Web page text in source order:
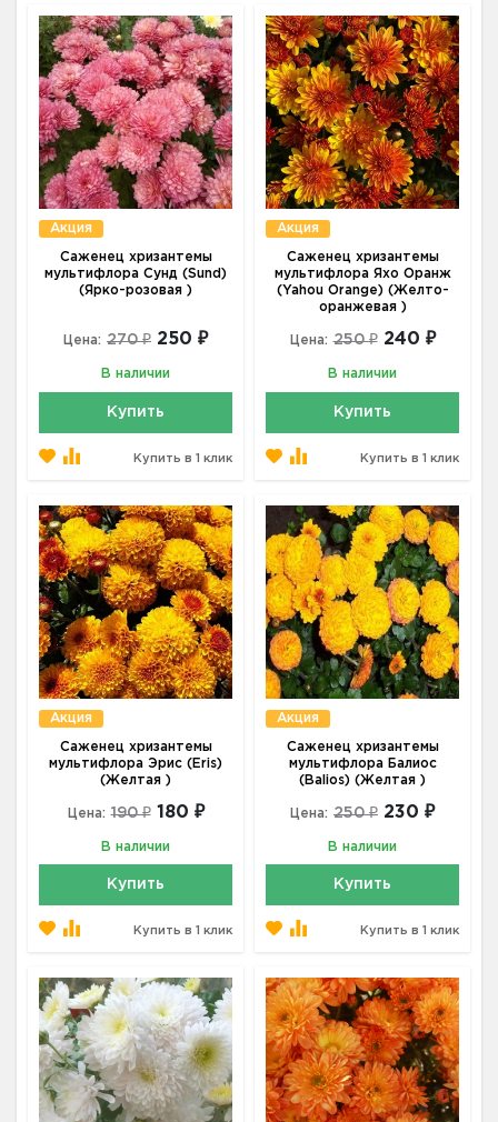
Акция
Саженец хризантемы
мультифлора Сунд (Sund)
(Ярко-розовая )
Цена: 270 ₽ 250 ₽
В наличии
Купить
Купить в 1 клик
Акция
Саженец хризантемы
мультифлора Яхо Оранж
(Yahou Orange) (Желто-
оранжевая )
Цена: 250 ₽ 240 ₽
В наличии
Купить
Купить в 1 клик
Акция
Саженец хризантемы
мультифлора Эрис (Eris)
(Желтая )
Цена: 190 ₽ 180 ₽
В наличии
Купить
Купить в 1 клик
Акция
Саженец хризантемы
мультифлора Балиос
(Balios) (Желтая )
Цена: 250 ₽ 230 ₽
В наличии
Купить
Купить в 1 клик